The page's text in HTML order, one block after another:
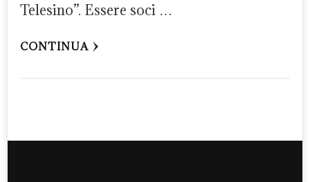
Telesino”. Essere soci …
CONTINUA